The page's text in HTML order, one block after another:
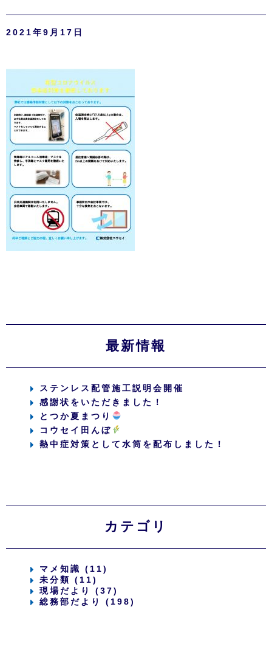
2021年9月17日
最新情報
ステンレス配管施工説明会開催
感謝状をいただきました！
とつか夏まつり
コウセイ田んぼ
熱中症対策として水筒を配布しました！
カテゴリ
マメ知識 (11)
未分類 (11)
現場だより (37)
総務部だより (198)